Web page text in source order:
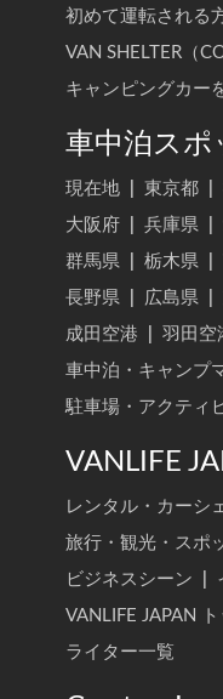
初めて運転される
VAN SHELTER（
キャンピングカー
車中泊スポ
現在地 東京都
大阪府
兵庫県
群馬県
栃木県
長野県
広島県
成田空港
羽田空
車中泊・キャンプ
駐車場・アクティ
VANLIFE
レンタル・カーシ
旅行・観光・スポ
ビジネスシーン
VANLIFE JAPAN
ライター一覧